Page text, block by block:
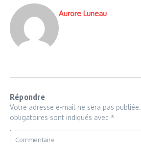
Aurore Luneau
Répondre
Votre adresse e-mail ne sera pas publiée.
obligatoires sont indiqués avec *